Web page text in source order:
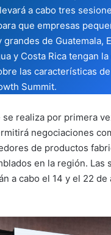
a cabo tres
que empresas
grandes de Guatemala,
y Costa Rica tengan
las características
Summit.
se realiza por primera
negociaciones
de productos
en la región. Las
a cabo el 14 y el 22 de